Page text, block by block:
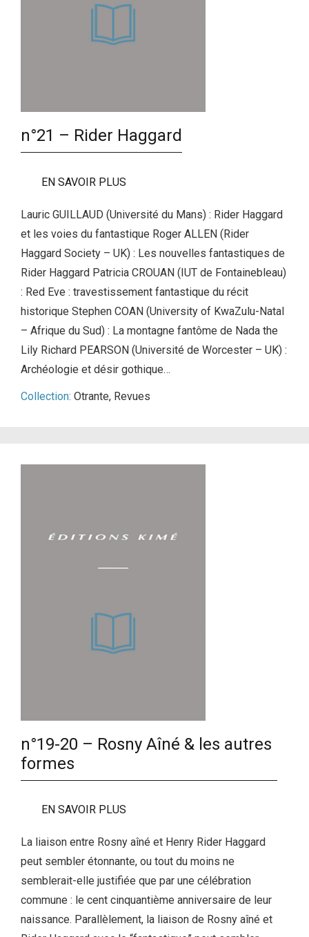
n°21 – Rider Haggard
EN SAVOIR PLUS
Lauric GUILLAUD (Université du Mans) : Rider Haggard
et les voies du fantastique Roger ALLEN (Rider
Haggard Society – UK) : Les nouvelles fantastiques de
Rider Haggard Patricia CROUAN (IUT de Fontainebleau)
: Red Eve : travestissement fantastique du récit
historique Stephen COAN (University of KwaZulu-Natal
– Afrique du Sud) : La montagne fantôme de Nada the
Lily Richard PEARSON (Université de Worcester – UK) :
Archéologie et désir gothique…
Collection: Otrante, Revues
n°19-20 – Rosny Aîné & les autres
formes
EN SAVOIR PLUS
La liaison entre Rosny aîné et Henry Rider Haggard
peut sembler étonnante, ou tout du moins ne
semblerait-elle justifiée que par une célébration
commune : le cent cinquantième anniversaire de leur
naissance. Parallèlement, la liaison de Rosny aîné et